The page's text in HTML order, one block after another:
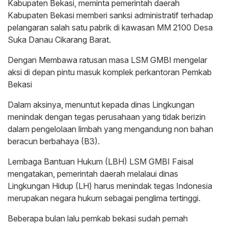
Kabupaten Bekasi, meminta pemerintah daerah
Kabupaten Bekasi memberi sanksi administratif terhadap
pelangaran salah satu pabrik di kawasan MM 2100 Desa
Suka Danau Cikarang Barat.
Dengan Membawa ratusan masa LSM GMBI mengelar
aksi di depan pintu masuk komplek perkantoran Pemkab
Bekasi
Dalam aksinya, menuntut kepada dinas Lingkungan
menindak dengan tegas perusahaan yang tidak berizin
dalam pengelolaan limbah yang mengandung non bahan
beracun berbahaya (B3).
Lembaga Bantuan Hukum (LBH) LSM GMBI Faisal
mengatakan, pemerintah daerah melalaui dinas
Lingkungan Hidup (LH) harus menindak tegas Indonesia
merupakan negara hukum sebagai penglima tertinggi.
Beberapa bulan lalu pemkab bekasi sudah pernah